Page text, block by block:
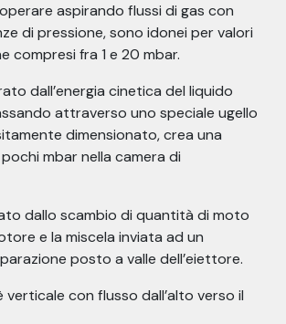
aspirando flussi di gas con
di pressione, sono idonei per valori
compresi fra 1 e 20 mbar.
dall’energia cinetica del liquido
attraverso uno speciale ugello
dimensionato, crea una
mbar nella camera di
dallo scambio di quantità di moto
e la miscela inviata ad un
posto a valle dell’eiettore.
verticale con flusso dall’alto verso il